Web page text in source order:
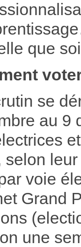
que
se
au 9
selon
voie
Grand
une